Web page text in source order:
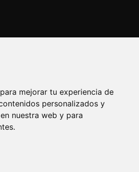
mejorar tu experiencia de
personalizados y
nuestra web y para